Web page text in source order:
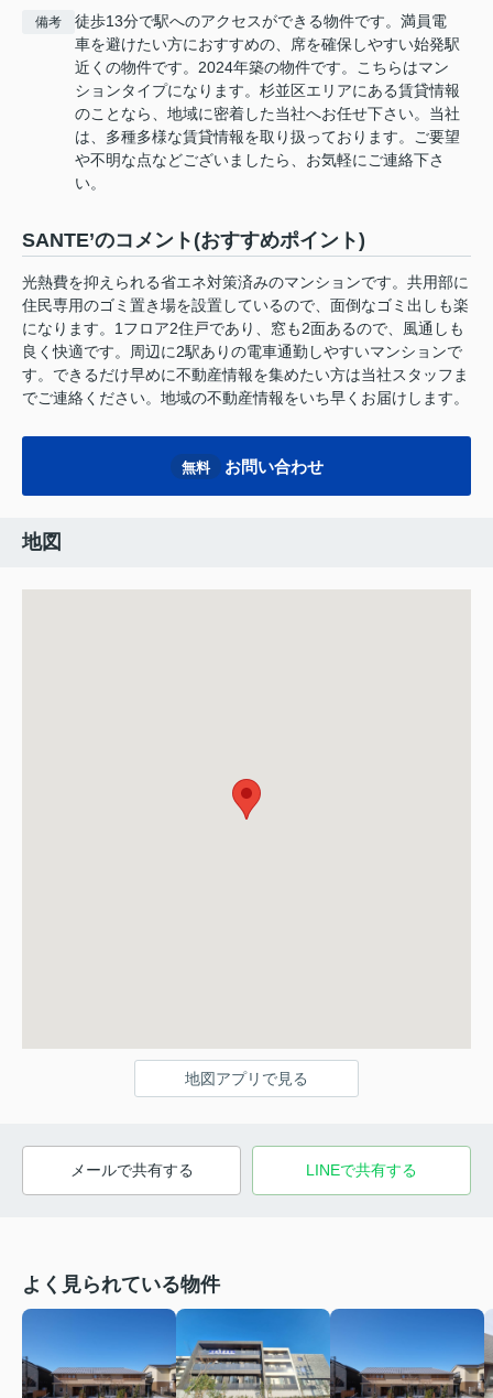
備考
徒歩13分で駅へのアクセスができる物件です。満員電
車を避けたい方におすすめの、席を確保しやすい始発駅
近くの物件です。2024年築の物件です。こちらはマン
ションタイプになります。杉並区エリアにある賃貸情報
のことなら、地域に密着した当社へお任せ下さい。当社
は、多種多様な賃貸情報を取り扱っております。ご要望
や不明な点などございましたら、お気軽にご連絡下さ
い。
SANTE’のコメント(おすすめポイント)
光熱費を抑えられる省エネ対策済みのマンションです。共用部に
住民専用のゴミ置き場を設置しているので、面倒なゴミ出しも楽
になります。1フロア2住戸であり、窓も2面あるので、風通しも
良く快適です。周辺に2駅ありの電車通勤しやすいマンションで
す。できるだけ早めに不動産情報を集めたい方は当社スタッフま
でご連絡ください。地域の不動産情報をいち早くお届けします。
無料 お問い合わせ
地図
地図アプリで見る
メールで共有する LINEで共有する
よく見られている物件